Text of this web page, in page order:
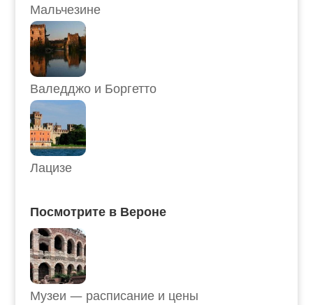
Мальчезине
Валедджо и Боргетто
Лацизе
Посмотрите в Вероне
Музеи — расписание и цены